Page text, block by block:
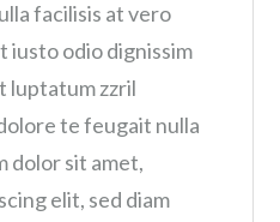
facilisis at vero
iusto odio dignissim
luptatum zzril
te feugait nulla
dolor sit amet,
elit, sed diam